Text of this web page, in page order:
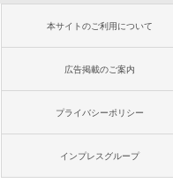
本サイトのご利用について
広告掲載のご案内
プライバシーポリシー
インプレスグループ